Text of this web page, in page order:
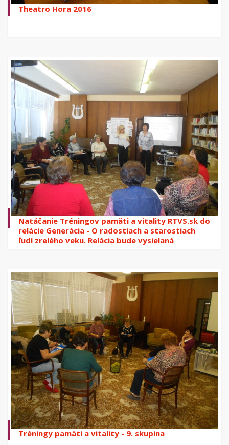
Theatro Hora 2016
Natáčanie Tréningov pamäti a vitality RTVS.sk do
relácie Generácia - O radostiach a starostiach
ľudí zrelého veku. Relácia bude vysielaná
20.2.2016 o 10.00 hod.
Tréningy pamäti a vitality - 9. skupina